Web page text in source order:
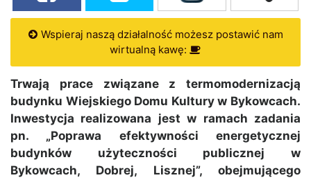
Wspieraj naszą działalność możesz postawić nam
wirtualną kawę:
Trwają prace związane z termomodernizacją
budynku Wiejskiego Domu Kultury w Bykowcach.
Inwestycja realizowana jest w ramach zadania
pn. „Poprawa efektywności energetycznej
budynków użyteczności publicznej w
Bykowcach, Dobrej, Lisznej”, obejmującego